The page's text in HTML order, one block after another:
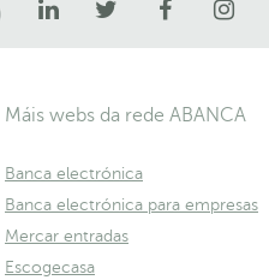
Máis webs da rede ABANCA
Banca electrónica
Banca electrónica para empresas
Mercar entradas
Escogecasa